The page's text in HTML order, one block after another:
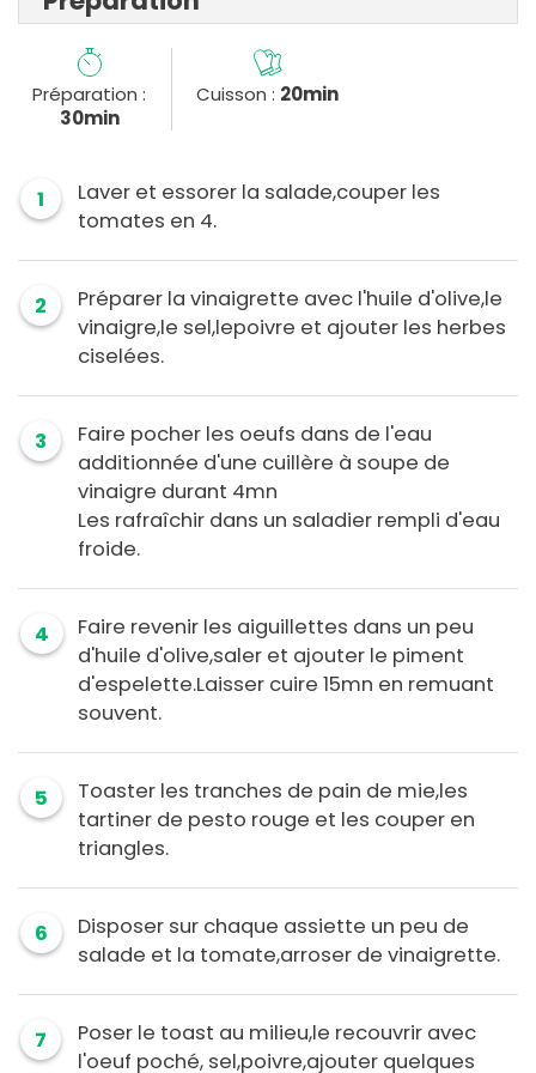
Préparation :
30min
Cuisson : 20min
1
Laver et essorer la salade,couper les
tomates en 4.
2
Préparer la vinaigrette avec l'huile d'olive,le
vinaigre,le sel,lepoivre et ajouter les herbes
ciselées.
3
Faire pocher les oeufs dans de l'eau
additionnée d'une cuillère à soupe de
vinaigre durant 4mn
Les rafraîchir dans un saladier rempli d'eau
froide.
4
Faire revenir les aiguillettes dans un peu
d'huile d'olive,saler et ajouter le piment
d'espelette.Laisser cuire 15mn en remuant
souvent.
5
Toaster les tranches de pain de mie,les
tartiner de pesto rouge et les couper en
triangles.
6
Disposer sur chaque assiette un peu de
salade et la tomate,arroser de vinaigrette.
7
Poser le toast au milieu,le recouvrir avec
l'oeuf poché, sel,poivre,ajouter quelques